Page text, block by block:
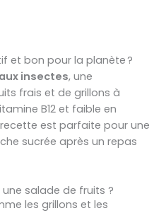
et bon pour la planète ?
insectes, une
frais et de grillons à
B12 et faible en
est parfaite pour une
sucrée après un repas
salade de fruits ?
les grillons et les